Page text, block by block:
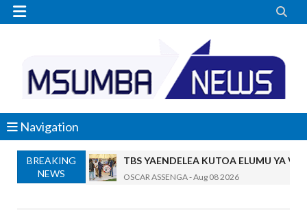
 
Navigation
BREAKING
NEWS
TBS YAENDELEA KUTOA ELUMU YA
OSCAR ASSENGA-Aug 08 2026